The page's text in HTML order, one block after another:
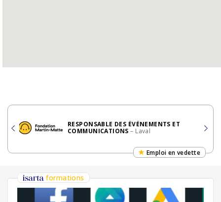
RESPONSABLE DES ÉVÉNEMENTS ET
COMMUNICATIONS– Laval
Emploi en vedette
formations